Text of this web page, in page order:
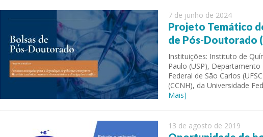
7 de junho de 2024
Projeto Temático
de Pós-Doutorado
Instituições: Instituto de
Paulo (USP), Departamento
Federal de São Carlos
(CCNH), da Universidade
Mais]
13 de agosto de 2019